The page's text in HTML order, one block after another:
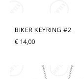
BIKER KEYRING #2
€ 14,00
Rango